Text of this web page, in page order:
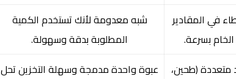
في المقادير
بسرعة.
شبه معدومة لأنك تستخدم الكمية
المطلوبة بدقة وسهولة.
متعددة (طحين،
عبوة واحدة مدمجة وسهلة التخزين تحل